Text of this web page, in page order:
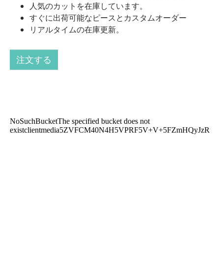
人気のカットを在庫しています。
すぐに出荷可能なピースとカスタムオーダー
リアルタイムの在庫更新。
注文する